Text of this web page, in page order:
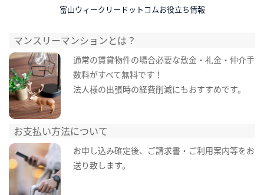
富山ウィークリードットコムお役立ち情報
マンスリーマンションとは？
通常の賃貸物件の場合必要な敷金・礼金・仲介手
数料がすべて無料です！
法人様の出張時の経費削減にもおすすめです。
お支払い方法について
お申し込み確定後、ご請求書・ご利用案内等をお
送り致します。